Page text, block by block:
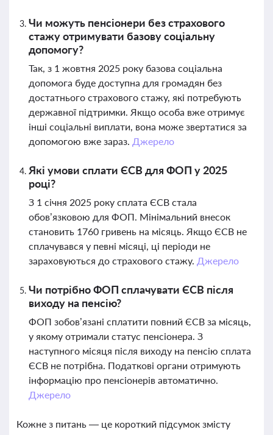
Чи можуть пенсіонери без страхового
стажу отримувати базову соціальну
допомогу?
Так, з 1 жовтня 2025 року базова соціальна
допомога буде доступна для громадян без
достатнього страхового стажу, які потребують
державної підтримки. Якщо особа вже отримує
інші соціальні виплати, вона може звертатися за
допомогою вже зараз. Джерело
Які умови сплати ЄСВ для ФОП у 2025
році?
З 1 січня 2025 року сплата ЄСВ стала
обов’язковою для ФОП. Мінімальний внесок
становить 1760 гривень на місяць. Якщо ЄСВ не
сплачувався у певні місяці, ці періоди не
зараховуються до страхового стажу. Джерело
Чи потрібно ФОП сплачувати ЄСВ після
виходу на пенсію?
ФОП зобов’язані сплатити повний ЄСВ за місяць,
у якому отримали статус пенсіонера. З
наступного місяця після виходу на пенсію сплата
ЄСВ не потрібна. Податкові органи отримують
інформацію про пенсіонерів автоматично.
Джерело
Кожне з питань — це короткий підсумок змісту